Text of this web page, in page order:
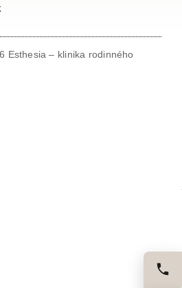
Esthesia – klinika rodinného